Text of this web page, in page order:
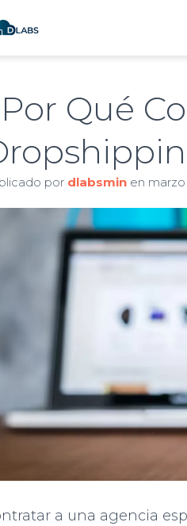
Qué
por dlabsmin en marzo
a una agencia